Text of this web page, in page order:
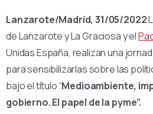
Lanzarote/Madrid, 31/05/2022
de Lanzarote y La Graciosa y el
Unidas España, realizan una
para sensibilizarlas sobre las
bajo el título “Medioambiente,
gobierno. El papel de la pyme”.